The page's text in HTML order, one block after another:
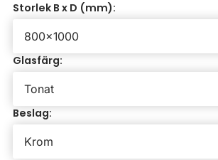
Storlek B x D (mm):
Glasfärg:
Beslag: